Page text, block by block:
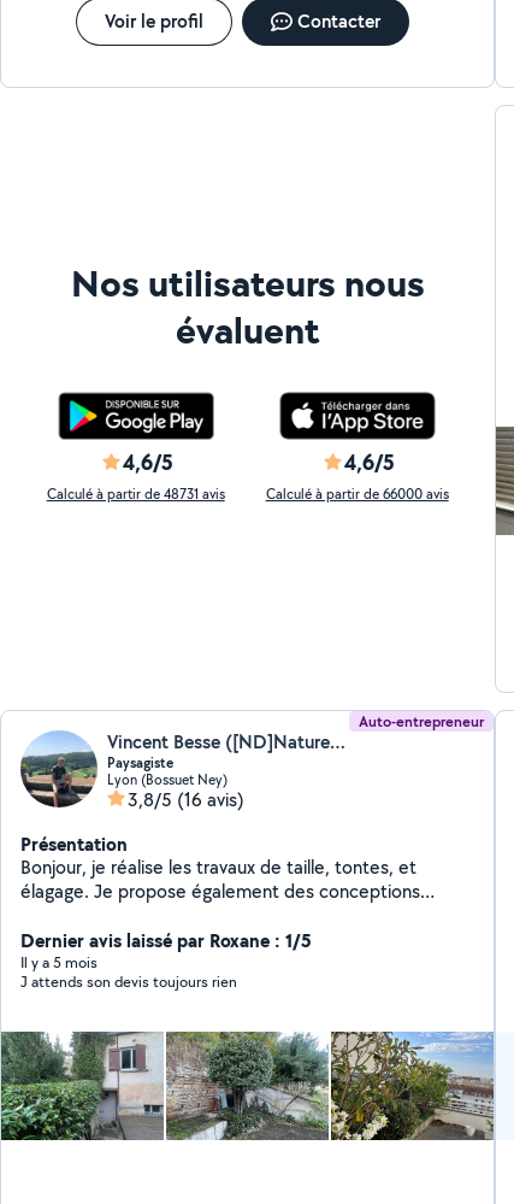
Voir le profil Contacter
Nos utilisateurs nous
évaluent
4,6/5
Calculé à partir de 48731 avis
4,6/5
Calculé à partir de 66000 avis
Auto-entrepreneur
Vincent Besse ([ND]Nature et Plan)
Paysagiste
Lyon (Bossuet Ney)
3,8/5 (16 avis)
Présentation
Bonjour, je réalise les travaux de taille, tontes, et
élagage. Je propose également des conceptions
Dernier avis laissé par Roxane : 1/5
Il y a 5 mois
J attends son devis toujours rien